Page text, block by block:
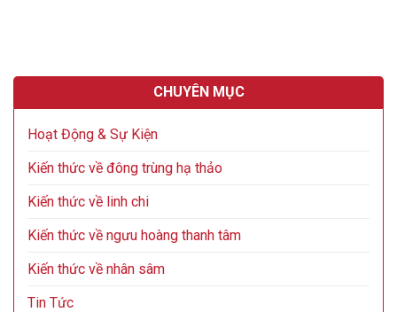
CHUYÊN MỤC
Hoạt Động & Sự Kiện
Kiến thức về đông trùng hạ thảo
Kiến thức về linh chi
Kiến thức về ngưu hoàng thanh tâm
Kiến thức về nhân sâm
Tin Tức